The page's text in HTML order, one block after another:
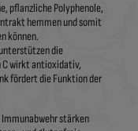
pflanzliche Polyphenole,
hemmen und somit
können.
die
C wirkt antioxidativ,
fördert die Funktion der
stärken